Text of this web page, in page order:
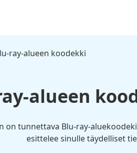
ray-alueen koodekki
alueen
on tunnettava Blu-ray-
esittelee sinulle täydelliset